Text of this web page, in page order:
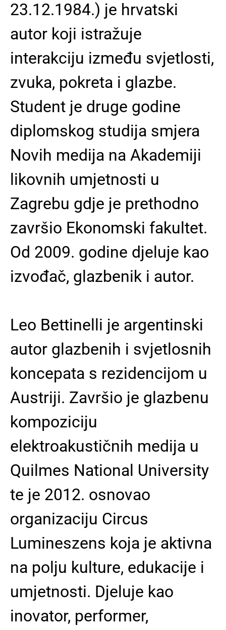
23.12.1984.) je hrvatski
autor koji istražuje
interakciju između svjetlosti,
zvuka, pokreta i glazbe.
Student je druge godine
diplomskog studija smjera
Novih medija na Akademiji
likovnih umjetnosti u
Zagrebu gdje je prethodno
završio Ekonomski fakultet.
Od 2009. godine djeluje kao
izvođač, glazbenik i autor.
Leo Bettinelli je argentinski
autor glazbenih i svjetlosnih
koncepata s rezidencijom u
Austriji. Završio je glazbenu
kompoziciju
elektroakustičnih medija u
Quilmes National University
te je 2012. osnovao
organizaciju Circus
Lumineszens koja je aktivna
na polju kulture, edukacije i
umjetnosti. Djeluje kao
inovator, performer,